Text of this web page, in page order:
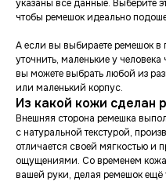
указаны все данные. Выберите
чтобы ремешок идеально
А если вы выбираете ремешок
уточнить, маленькие у
вы можете выбрать любой из
или маленький корпус.
Из какой кожи сделан
Внешняя сторона ремешка
с натуральной текстурой,
отличается своей мягкостью и
ощущениями. Со временем кожа
вашей руки, делая ремешок ещё